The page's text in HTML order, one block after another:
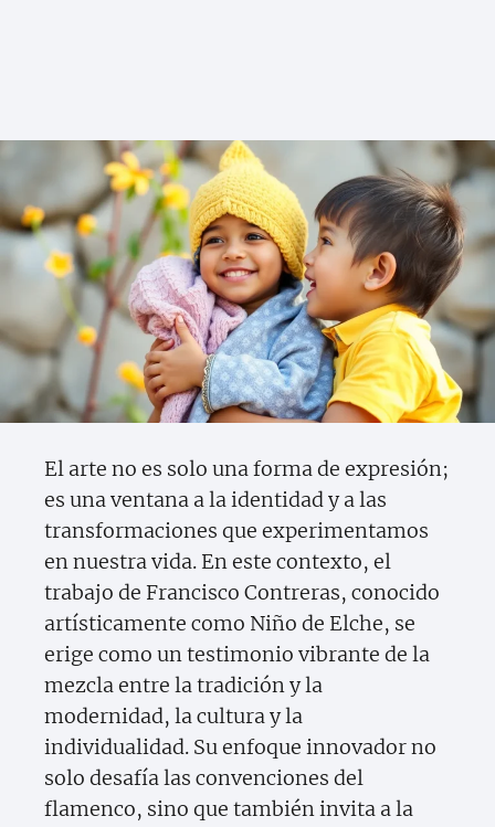
El arte no es solo una forma de expresión;
es una ventana a la identidad y a las
transformaciones que experimentamos
en nuestra vida. En este contexto, el
trabajo de Francisco Contreras, conocido
artísticamente como Niño de Elche, se
erige como un testimonio vibrante de la
mezcla entre la tradición y la
modernidad, la cultura y la
individualidad. Su enfoque innovador no
solo desafía las convenciones del
flamenco, sino que también invita a la